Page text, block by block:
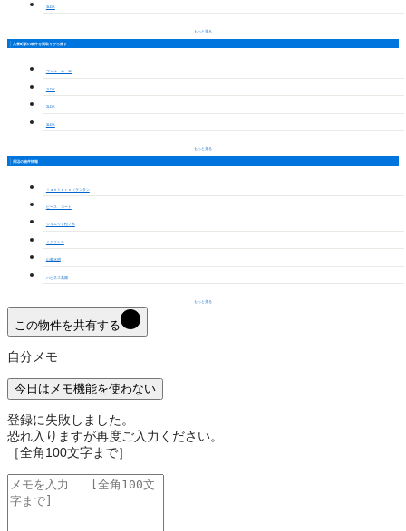
3LDK
もっと見る
六番町駅の物件を間取りから探す
ワンルーム・1K
1LDK
2LDK
3LDK
もっと見る
周辺の物件情報
ｌａｎｔｅｒｎ（ランタン
ピース コート
シュエット松ノ木
ミグランス
山紫水明
ハピネス高畑
もっと見る
この物件を共有する
自分メモ
今日はメモ機能を使わない
登録に失敗しました。
恐れ入りますが再度ご入力ください。
［全角100文字まで］